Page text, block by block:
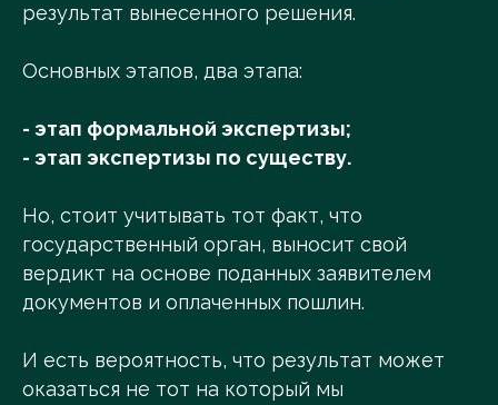
результат вынесенного решения.
Основных этапов, два этапа:
- этап формальной экспертизы;
- этап экспертизы по существу.
Но, стоит учитывать тот факт, что
государственный орган, выносит свой
вердикт на основе поданных заявителем
документов и оплаченных пошлин.
И есть вероятность, что результат может
оказаться не тот на который мы